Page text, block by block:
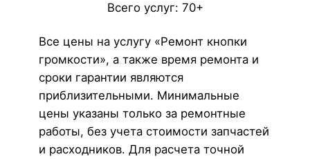
Всего услуг: 70+
Все цены на услугу «Ремонт кнопки
громкости», а также время ремонта и
сроки гарантии являются
приблизительными. Минимальные
цены указаны только за ремонтные
работы, без учета стоимости запчастей
и расходников. Для расчета точной